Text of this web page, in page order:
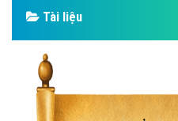
Tài liệu